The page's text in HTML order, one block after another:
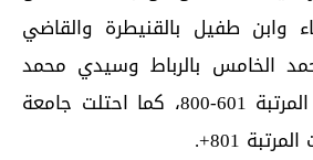
وابن طفيل بالقنيطرة والقاضي
الخامس بالرباط وسيدي محمد
ابن عبد الله بفاس المرتبة 601-800، كما احتلت جامعة
801+.